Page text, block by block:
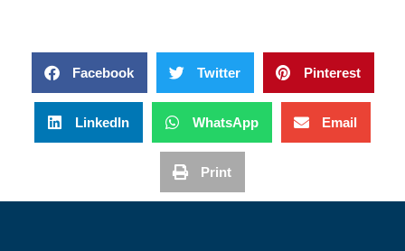
Facebook Twitter Pinterest
LinkedIn WhatsApp Email
Print